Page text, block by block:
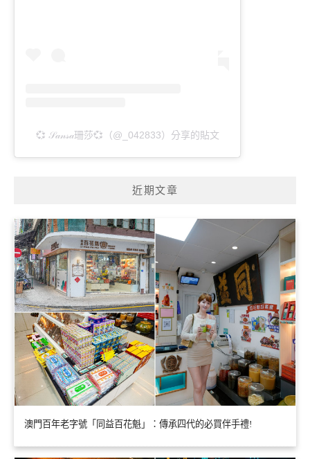
💞 𝒮𝒶𝓃𝓈𝒶珊莎💞（@_042833）分享的貼文
近期文章
澳門百年老字號「同益百花魁」：傳承四代的必買伴手禮!